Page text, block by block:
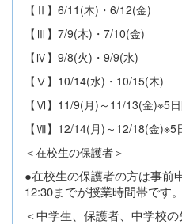
【Ⅱ】6/11(木)・6/12(金)
【Ⅲ】7/9(木)・7/10(金)
【Ⅳ】9/8(火)・9/9(水)
【Ⅴ】10/14(水)・10/15(木)
【Ⅵ】11/9(月)～11/13(金)※5
【Ⅶ】12/14(月)～12/18(金)※5
＜在校生の保護者＞
●在校生の保護者の方は事前
12:30までが授業時間帯です
＜中学生、保護者、中学校